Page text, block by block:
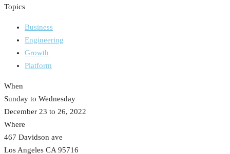
Topics
Business
Engineering
Growth
Platform
When
Sunday to Wednesday
December 23 to 26, 2022
Where
467 Davidson ave
Los Angeles CA 95716